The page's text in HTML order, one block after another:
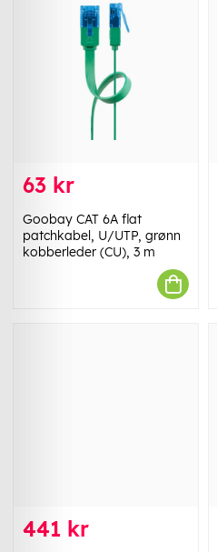
63 kr
Goobay CAT 6A flat
patchkabel, U/UTP, grønn
kobberleder (CU), 3 m
441 kr